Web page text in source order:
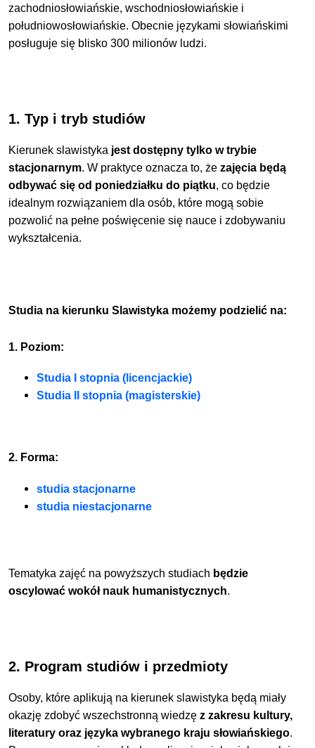
zachodniosłowiańskie, wschodniosłowiańskie i
południowosłowiańskie. Obecnie językami słowiańskimi
posługuje się blisko 300 milionów ludzi.
1. Typ i tryb studiów
Kierunek slawistyka jest dostępny tylko w trybie
stacjonarnym. W praktyce oznacza to, żezajęcia będą
odbywać się od poniedziałku do piątku, co będzie
idealnym rozwiązaniem dla osób, które mogą sobie
pozwolić na pełne poświęcenie się nauce i zdobywaniu
wykształcenia.
Studia na kierunku Slawistyka możemy podzielić na:
1. Poziom:
Studia I stopnia (licencjackie)
Studia II stopnia (magisterskie)
2. Forma:
studia stacjonarne
studia niestacjonarne
Tematyka zajęć na powyższych studiach będzie
oscylować wokół nauk humanistycznych.
2. Program studiów i przedmioty
Osoby, które aplikują na kierunek slawistyka będą miały
okazję zdobyć wszechstronną wiedzęz zakresu kultury,
literatury oraz języka wybranego kraju słowiańskiego.